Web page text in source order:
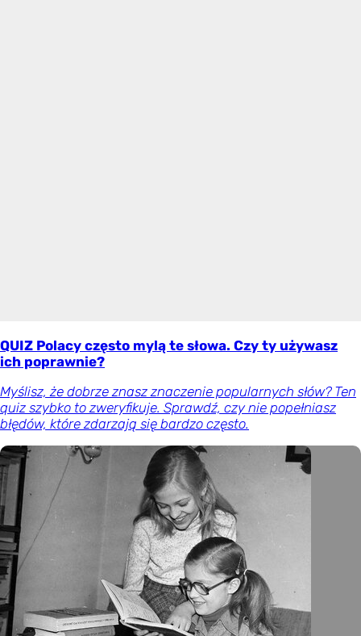
QUIZ Polacy często mylą te słowa. Czy ty używasz
ich poprawnie?
Myślisz, że dobrze znasz znaczenie popularnych słów? Ten
quiz szybko to zweryfikuje. Sprawdź, czy nie popełniasz
błędów, które zdarzają się bardzo często.